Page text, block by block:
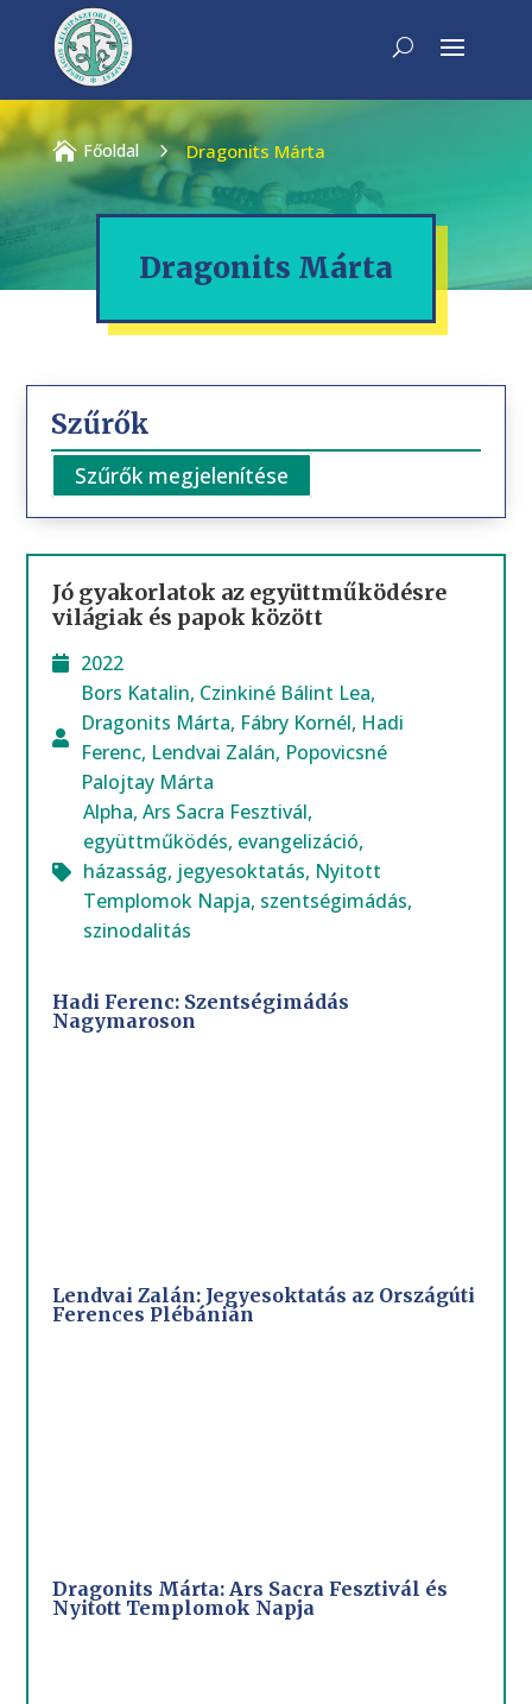
 Főoldal 5 Dragonits Márta
Dragonits Márta
Jó gyakorlatok az együttműködésre
világiak és papok között
2022
Bors Katalin, Czinkiné Bálint Lea,
Dragonits Márta, Fábry Kornél, Hadi
Ferenc, Lendvai Zalán, Popovicsné
Palojtay Márta
Alpha,Ars Sacra Fesztivál,
együttműködés, evangelizáció,
házasság, jegyesoktatás, Nyitott
Templomok Napja, szentségimádás,
szinodalitás
Hadi Ferenc: Szentségimádás
Nagymaroson
Lendvai Zalán: Jegyesoktatás az Országúti
Ferences Plébánián
Dragonits Márta: Ars Sacra Fesztivál és
Nyitott Templomok Napja
Szűrők
Szűrők megjelenítése